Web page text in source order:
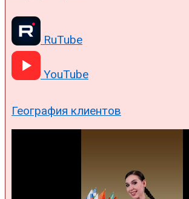
RuTube
YouTube
География клиентов